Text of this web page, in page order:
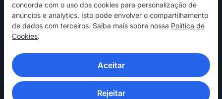
concorda com o uso dos cookies para personalização de
anúncios e analytics. Isto pode envolver o compartilhamento
de dados com terceiros. Saiba mais sobre nossa Política de
Cookies.
Aceitar
Rejeitar
NordVPN
Interaja
Ajuda
Descubra
APLICATIVOS DE VPN